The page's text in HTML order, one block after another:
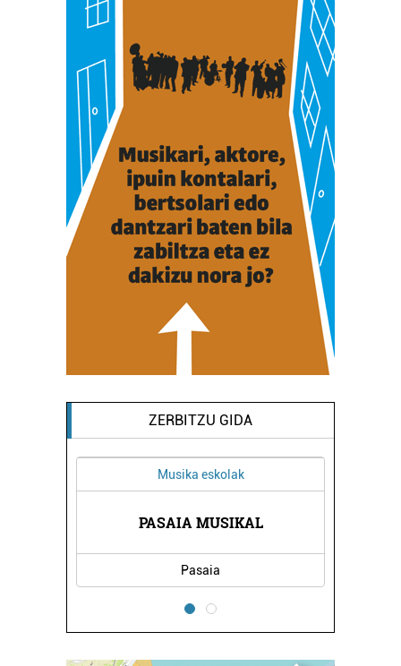
ZERBITZU GIDA
Musika eskolak
PASAIA MUSIKAL
Pasaia